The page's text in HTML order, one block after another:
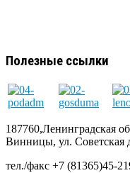
Полезные ссылки
187760,Ленинградская
Винницы, ул. Советская
тел./факс +7 (81365)45-